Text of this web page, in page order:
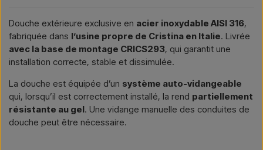
Douche extérieure exclusive en acier inoxydable AISI 316,
fabriquée dans l’usine propre de Cristina en Italie. Livrée
avec la base de montage CRICS293, qui garantit une
installation correcte, stable et dissimulée.
La douche est équipée d’un système auto-vidangeable
qui, lorsqu’il est correctement installé, la rend partiellement
résistante au gel. Une vidange manuelle des conduites de
douche peut être nécessaire.